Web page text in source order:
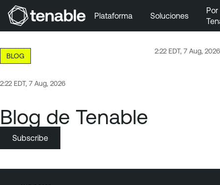
Ir al contenido principal
Ir al pie de página
Plataforma Soluciones
2:22 EDT, 7 Aug, 2026
BLOG
2:22 EDT, 7 Aug, 2026
Blog de Tenable
Subscribe